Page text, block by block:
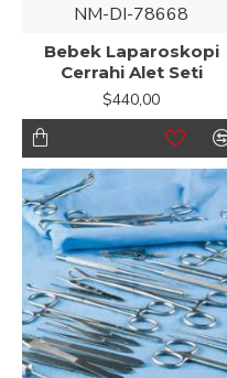
NM-DI-78668
Bebek Laparoskopi
Cerrahi Alet Seti
$440,00